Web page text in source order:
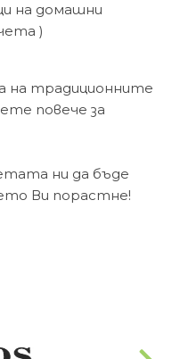
на домашни
)
традиционните
повече за
ни да бъде
Ви порастне!